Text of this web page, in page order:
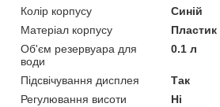
Колір корпусу
Синій
Матеріал корпусу
Пластик
Об'єм резервуара для
води
0.1 л
Підсвічування дисплея
Так
Регулювання висоти
Ні